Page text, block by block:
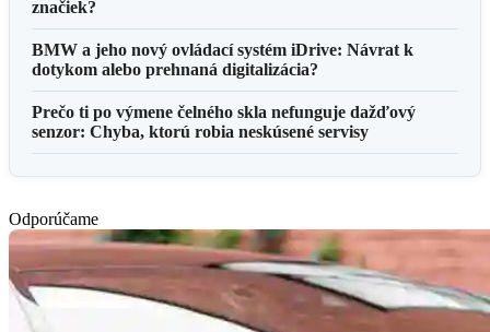
značiek?
BMW a jeho nový ovládací systém iDrive: Návrat k
dotykom alebo prehnaná digitalizácia?
Prečo ti po výmene čelného skla nefunguje dažďový
senzor: Chyba, ktorú robia neskúsené servisy
Odporúčame